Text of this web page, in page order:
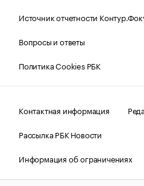
Источник отчетности
Вопросы и ответы
Политика Cookies РБК
Контактная информация
Рассылка РБК Новости
Информация об ограничениях
Правовая информация
О